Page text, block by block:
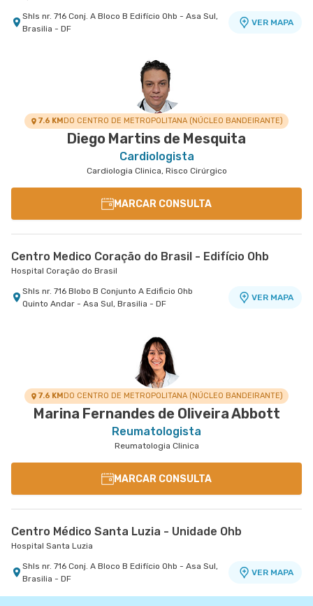
Shls nr. 716 Conj. A Bloco B Edifício Ohb - Asa Sul,
Brasilia - DF
VER MAPA
7.6 KMDO CENTRO DE METROPOLITANA (NÚCLEO BANDEIRANTE)
Diego Martins de Mesquita
Cardiologista
Cardiologia Clinica, Risco Cirúrgico
MARCAR CONSULTA
Centro Medico Coração do Brasil - Edifício Ohb
Hospital Coração do Brasil
Shls nr. 716 Blobo B Conjunto A Edificio Ohb
Quinto Andar - Asa Sul, Brasilia - DF
VER MAPA
7.6 KMDO CENTRO DE METROPOLITANA (NÚCLEO BANDEIRANTE)
Marina Fernandes de Oliveira Abbott
Reumatologista
Reumatologia Clinica
MARCAR CONSULTA
Centro Médico Santa Luzia - Unidade Ohb
Hospital Santa Luzia
Shls nr. 716 Conj. A Bloco B Edifício Ohb - Asa Sul,
Brasilia - DF
VER MAPA